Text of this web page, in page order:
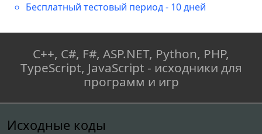
Бесплатный тестовый период - 10 дней
C++, C#, F#, ASP.NET, Python, PHP,
TypeScript, JavaScript - исходники для
программ и игр
Исходные коды